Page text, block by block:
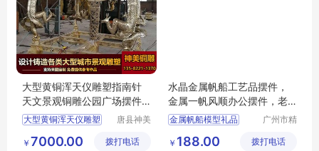
大型黄铜浑天仪雕塑指南针
天文景观铜雕公园广场摆件
工艺品
大型黄铜浑天仪雕塑
公园广场摆件工艺品
唐县神美
品销售有
￥ 7000.00 拨打电话
水晶金属帆船工艺品摆件，
金属一帆风顺办公摆件，老
战友聚会纪念品，退伍纪念
品定制，商会成立礼品
金属帆船模型礼品
广州金属模型工艺品
广州市精
有限公司
￥ 188.00 拨打电话